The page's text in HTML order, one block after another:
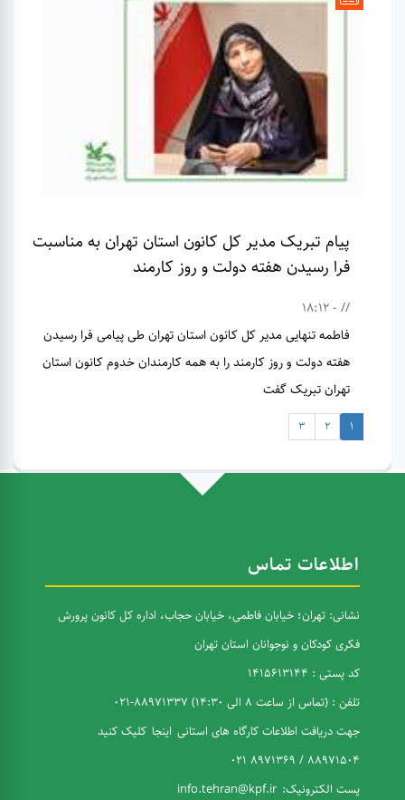
پیام تبریک مدیر کل کانون استان تهران به مناسبت
فرا رسیدن هفته دولت و روز کارمند
// - 18:12
فاطمه تنهایی مدیر کل کانون استان تهران طی پیامی فرا رسیدن
هفته دولت و روز کارمند را به همه کارمندان خدوم کانون استان
تهران تبریک گفت
1
2
3
اطلاعات تماس
نشانی: تهران؛ خیابان فاطمی، خیابان حجاب، اداره کل کانون پرورش
فکری کودکان و نوجوانان استان تهران
کد پستی : 1415613144
تلفن : (تماس از ساعت 8 الی 14:30) 88971337-021
جهت دریافت اطلاعات کارگاه های استانی اینجا کلیک کنید
88971504 / 8971369 021
پست الکترونیک: info.tehran@kpf.ir